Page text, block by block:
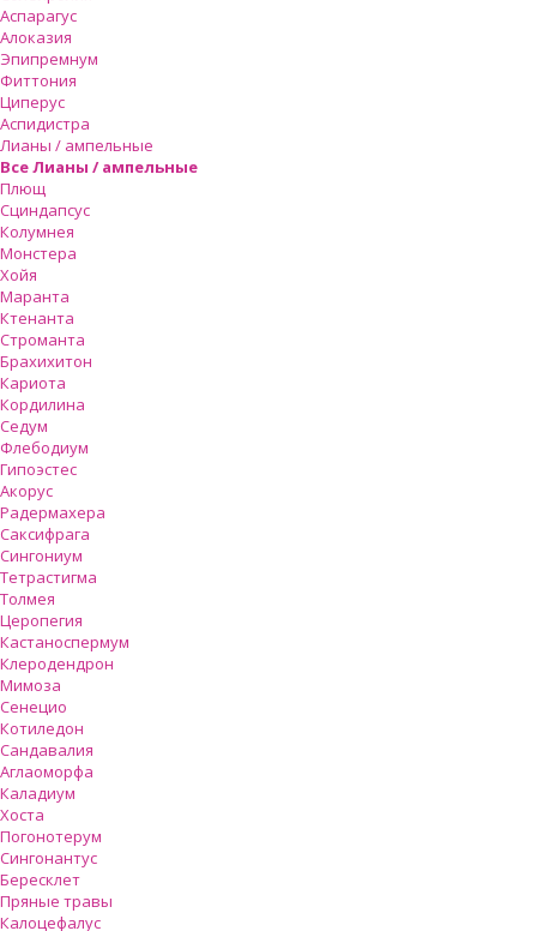
Аспарагус
Алоказия
Эпипремнум
Фиттония
Циперус
Аспидистра
Лианы / ампельные
Все Лианы / ампельные
Плющ
Сциндапсус
Колумнея
Монстера
Хойя
Маранта
Ктенанта
Строманта
Брахихитон
Кариота
Кордилина
Седум
Флебодиум
Гипоэстес
Акорус
Радермахера
Саксифрага
Сингониум
Тетрастигма
Толмея
Церопегия
Кастаноспермум
Клеродендрон
Мимоза
Сенецио
Котиледон
Сандавалия
Аглаоморфа
Каладиум
Хоста
Погонотерум
Сингонантус
Бересклет
Пряные травы
Калоцефалус